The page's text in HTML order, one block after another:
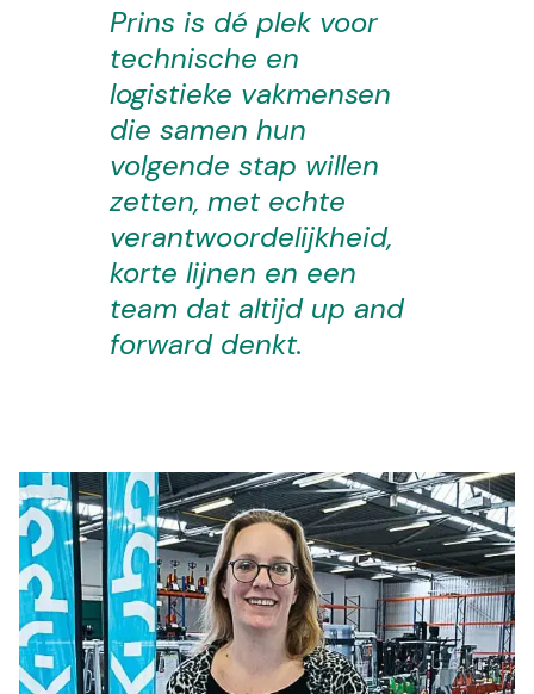
Prins is dé plek voor
technische en
logistieke vakmensen
die samen hun
volgende stap willen
zetten, met echte
verantwoordelijkheid,
korte lijnen en een
team dat altijd up and
forward denkt.